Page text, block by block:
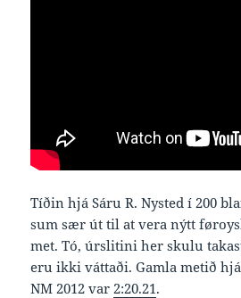
Tíðin hjá Sáru R. Nysted í 200
sum sær út til at vera nýtt
met. Tó, úrslitini her skulu
eru ikki váttaði. Gamla metið
NM 2012 var 2:20.21.